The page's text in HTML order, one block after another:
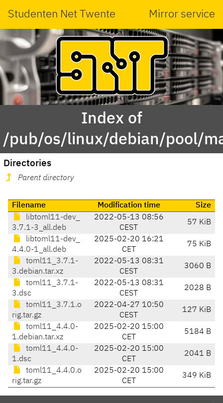
Studenten Net Twente Mirror service
Index of
/pub/os/linux/debian/pool/
Directories
Parent directory
Filename Modification time
Size
libtoml11-dev_
3.7.1-3_all.deb
2022-05-13 08:56
CEST
57 KiB
libtoml11-dev_
4.4.0-1_all.deb
2025-02-20 16:21
CET
75 KiB
toml11_3.7.1-
3.debian.tar.xz
2022-05-13 08:31
CEST
3060 B
toml11_3.7.1-
3.dsc
2022-05-13 08:31
CEST
2028 B
toml11_3.7.1.o
rig.tar.gz
2022-04-27 10:50
CEST
127 KiB
toml11_4.4.0-
1.debian.tar.xz
2025-02-20 15:00
CET
5184 B
toml11_4.4.0-
1.dsc
2025-02-20 15:00
CET
2041 B
toml11_4.4.0.o
rig.tar.gz
2025-02-20 15:00
CET
349 KiB